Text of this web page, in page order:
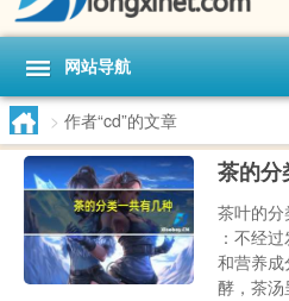
网站导航
> 作者“cd”的文章
茶的分
茶叶的
：不经
和营养
酵，茶